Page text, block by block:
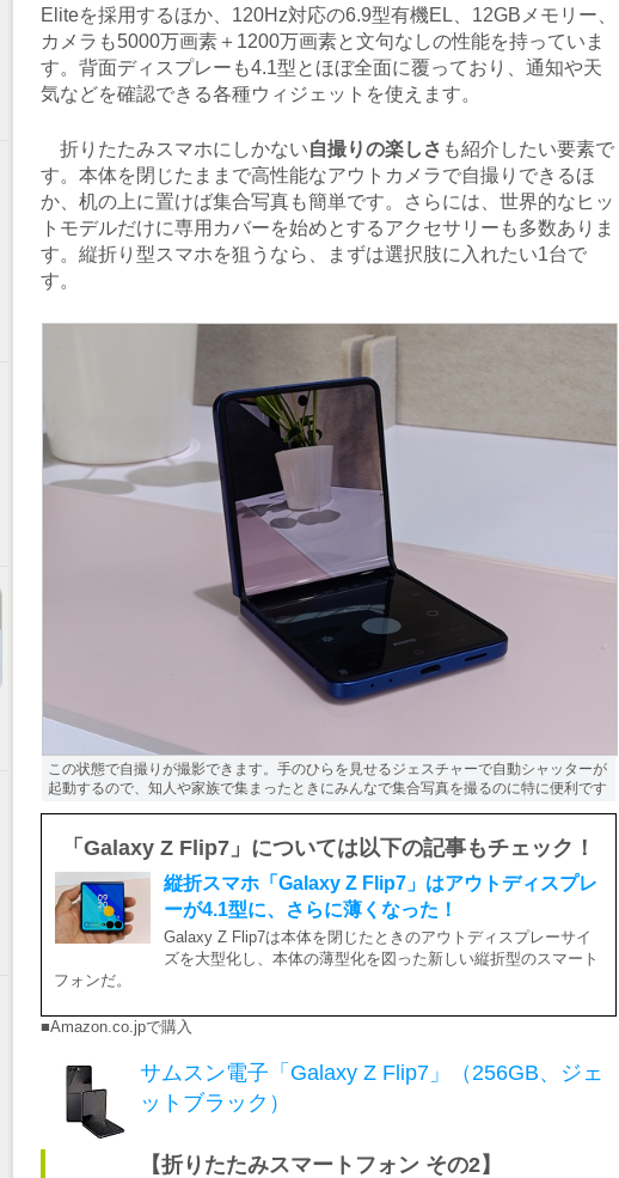
Eliteを採用するほか、120Hz対応の6.9型有機EL、12GBメモリー、
カメラも5000万画素＋1200万画素と文句なしの性能を持っていま
す。背面ディスプレーも4.1型とほぼ全面に覆っており、通知や天
気などを確認できる各種ウィジェットを使えます。
折りたたみスマホにしかない自撮りの楽しさ も紹介したい要素で
す。本体を閉じたままで高性能なアウトカメラで自撮りできるほ
か、机の上に置けば集合写真も簡単です。さらには、世界的なヒッ
トモデルだけに専用カバーを始めとするアクセサリーも多数ありま
す。縦折り型スマホを狙うなら、まずは選択肢に入れたい1台で
す。
この状態で自撮りが撮影できます。手のひらを見せるジェスチャーで自動シャッターが
起動するので、知人や家族で集まったときにみんなで集合写真を撮るのに特に便利です
「Galaxy Z Flip7」については以下の記事もチェック！
縦折スマホ「Galaxy Z Flip7」はアウトディスプレ
ーが4.1型に、さらに薄くなった！
Galaxy Z Flip7は本体を閉じたときのアウトディスプレーサイ
ズを大型化し、本体の薄型化を図った新しい縦折型のスマート
フォンだ。
■Amazon.co.jpで購入
サムスン電子「Galaxy Z Flip7」（256GB、ジェ
ットブラック）
【折りたたみスマートフォン その2】